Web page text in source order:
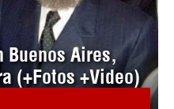
Buenos Aires,
(+Fotos +Video)